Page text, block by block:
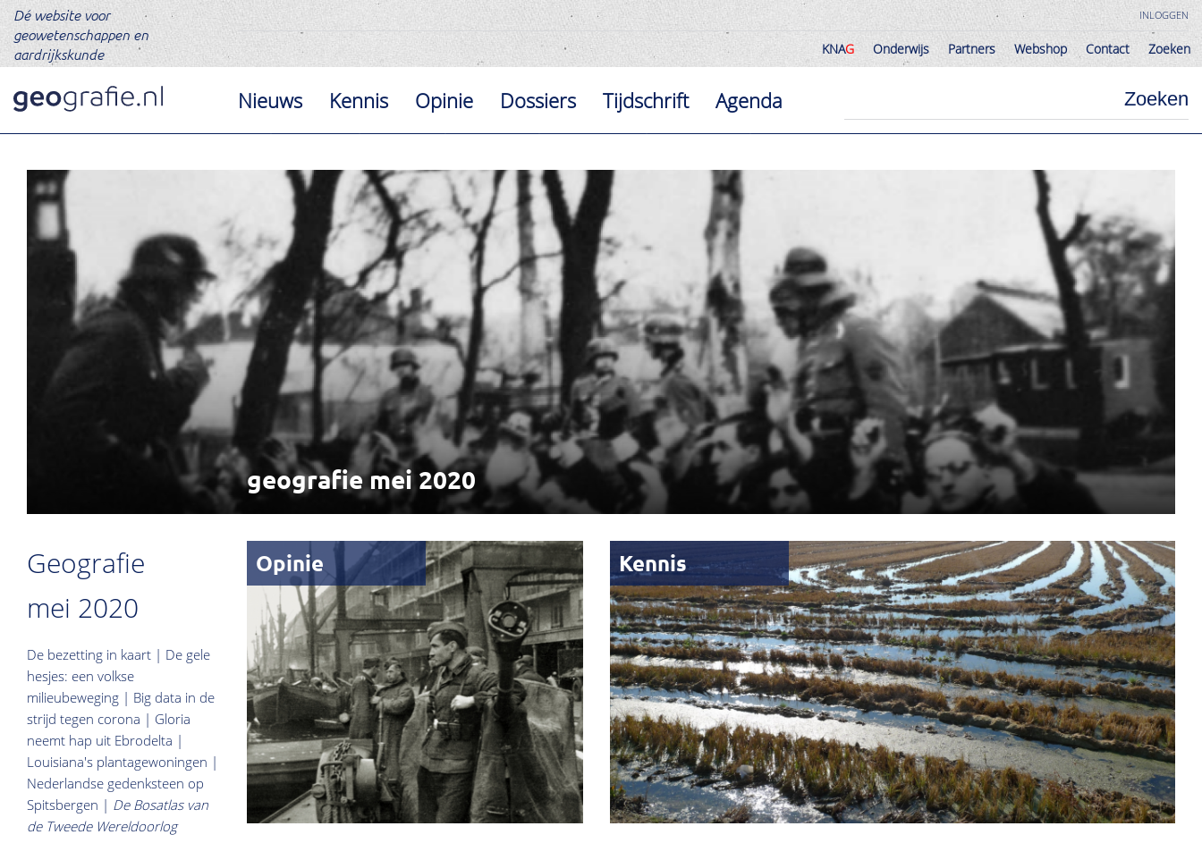
Dé website voor
geowetenschappen en
aardrijkskunde
INLOGGEN
KNAG Onderwijs Partners Webshop Contact Zoeken
Nieuws Kennis Opinie Dossiers Tijdschrift Agenda
geografie mei 2020
Geografie
mei 2020
De bezetting in kaart | De gele
hesjes: een volkse
milieubeweging | Big data in de
strijd tegen corona | Gloria
neemt hap uit Ebrodelta |
Louisiana's plantagewoningen |
Nederlandse gedenksteen op
Spitsbergen | De Bosatlas van
de Tweede Wereldoorlog
Opinie Kennis